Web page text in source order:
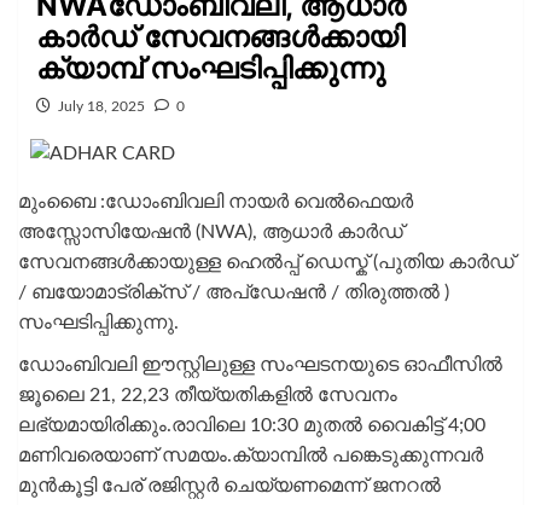
കാർഡ് സേവനങ്ങൾക്കായി
ക്യാമ്പ് സംഘടിപ്പിക്കുന്നു
July 18, 2025 0
മുംബൈ :ഡോംബിവലി നായർ വെൽഫെയർ
അസ്സോസിയേഷൻ (NWA), ആധാർ കാർഡ്
സേവനങ്ങൾക്കായുള്ള ഹെൽപ്പ് ഡെസ്ക് (പുതിയ കാർഡ്
/ ബയോമാട്രിക്സ് / അപ്ഡേഷൻ / തിരുത്തൽ )
സംഘടിപ്പിക്കുന്നു.
ഡോംബിവലി ഈസ്റ്റിലുള്ള സംഘടനയുടെ ഓഫീസിൽ
ജൂലൈ 21, 22,23 തീയ്യതികളിൽ സേവനം
ലഭ്യമായിരിക്കും.രാവിലെ 10:30 മുതൽ വൈകിട്ട് 4;00
മണിവരെയാണ് സമയം.ക്യാമ്പിൽ പങ്കെടുക്കുന്നവർ
മുൻകൂട്ടി പേര് രജിസ്റ്റർ ചെയ്യണമെന്ന്‌ ജനറൽ